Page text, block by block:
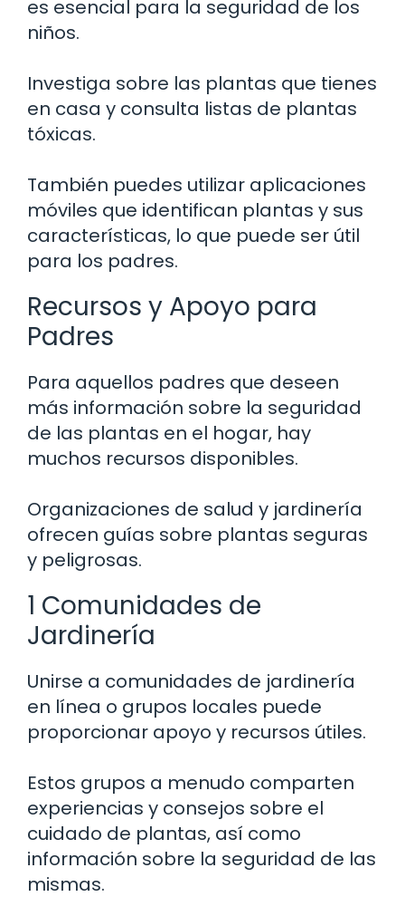
es esencial para la seguridad de los
niños.
Investiga sobre las plantas que tienes
en casa y consulta listas de plantas
tóxicas.
También puedes utilizar aplicaciones
móviles que identifican plantas y sus
características, lo que puede ser útil
para los padres.
Recursos y Apoyo para
Padres
Para aquellos padres que deseen
más información sobre la seguridad
de las plantas en el hogar, hay
muchos recursos disponibles.
Organizaciones de salud y jardinería
ofrecen guías sobre plantas seguras
y peligrosas.
1 Comunidades de
Jardinería
Unirse a comunidades de jardinería
en línea o grupos locales puede
proporcionar apoyo y recursos útiles.
Estos grupos a menudo comparten
experiencias y consejos sobre el
cuidado de plantas, así como
información sobre la seguridad de las
mismas.